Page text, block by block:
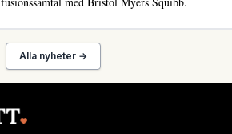
Alla nyheter →